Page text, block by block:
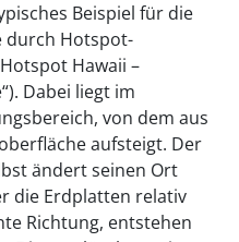
Beispiel für die
durch Hotspot-
Hawaii –
Dabei liegt im
von dem aus
aufsteigt. Der
ändert seinen Ort
die Erdplatten relativ
Richtung, entstehen